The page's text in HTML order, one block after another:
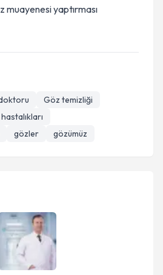
muayenesi yaptırması
Göz temizliği
gözler gözümüz